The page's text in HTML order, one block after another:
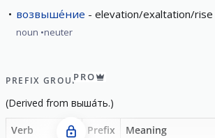
возвыше́ние elevation/exaltation/rise
noun neuter
PREFIX GROUPPRO
(Derived from выша́ть.)
Verb Prefix
Meaning